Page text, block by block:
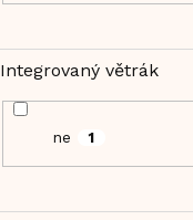
Integrovaný větrák
ne 1